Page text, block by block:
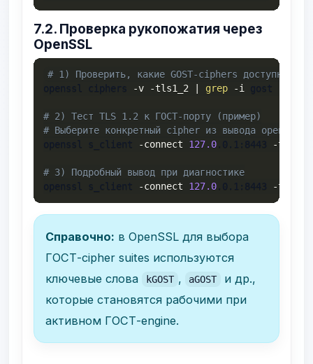
7.2. Проверка рукопожатия через
OpenSSL
# 1) Проверить, какие GOST-ciphers доступны
-v -tls1_2 grep -i
# 2) Тест TLS 1.2 к ГОСТ-порту (пример)
# Выберите конкретный cipher из вывода
-connect 127.0 -tls1_2
# 3) Подробный вывод при диагностике
-connect 127.0 -tls1_2
Справочно: в OpenSSL для выбора
ГОСТ-cipher suites используются
ключевые слова
kGOST , aGOST
и др.,
которые становятся рабочими при
активном ГОСТ-engine.